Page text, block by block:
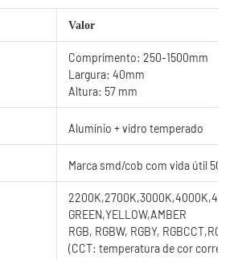
Valor
Comprimento: 250-1500mm
Largura: 40mm
Altura: 57 mm
Alumínio + vidro temperado
Marca smd/cob com vida útil
GREEN,YELLOW,AMBER
RGB, RGBW, RGBY,
(CCT: temperatura de cor